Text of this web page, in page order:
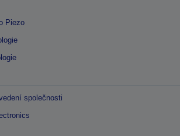
Piezo
společnosti